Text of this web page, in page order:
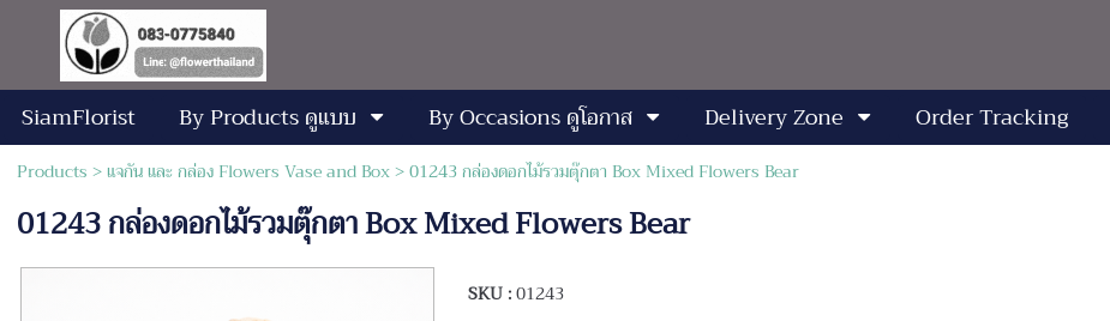
SiamFlorist By Products ดูแบบ By Occasions ดูโอกาส Delivery Zone Order Tracking
Products >แจกัน และ กล่อง Flowers Vase and Box> 01243 กล่องดอกไม้รวมตุ๊กตา Box Mixed Flowers Bear
01243 กล่องดอกไม้รวมตุ๊กตา Box Mixed Flowers Bear
SKU :01243